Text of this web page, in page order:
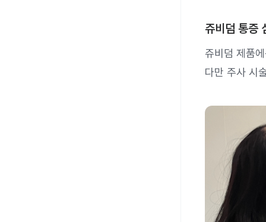
쥬비덤 통증
쥬비덤 제품
다만 주사 시